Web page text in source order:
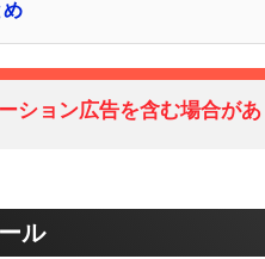
め
ション広告を含む場合が
ル